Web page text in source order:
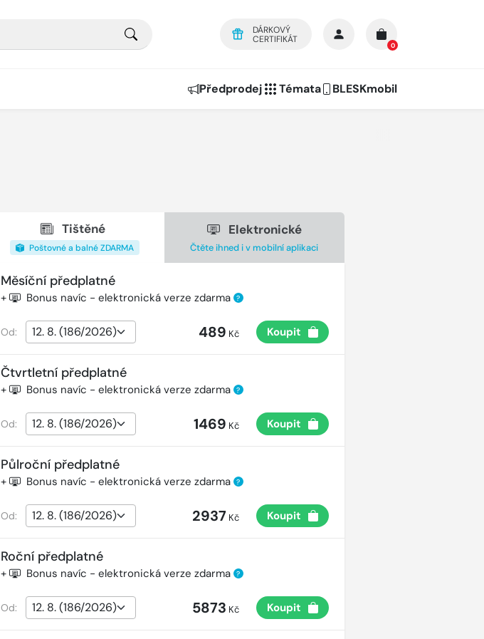
DÁRKOVÝ
CERTIFIKÁT
0
Předprodej Témata BLESKmobil
Tištěné
Poštovné a balné ZDARMA
Elektronické
Čtěte ihned i v mobilní aplikaci
Měsíční předplatné
+ Bonus navíc - elektronická verze zdarma ?
Od: 489 Kč Koupit
Čtvrtletní předplatné
+ Bonus navíc - elektronická verze zdarma ?
Od: 1469 Kč Koupit
Půlroční předplatné
+ Bonus navíc - elektronická verze zdarma ?
Od: 2937 Kč Koupit
Roční předplatné
+ Bonus navíc - elektronická verze zdarma ?
Od: 5873 Kč Koupit